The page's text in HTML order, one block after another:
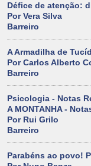
Défice de atenção:
Por Vera Silva
Barreiro
A Armadilha de
Por Carlos Alberto
Barreiro
Psicologia - Notas
A MONTANHA -
Por Rui Grilo
Barreiro
Parabéns ao povo!